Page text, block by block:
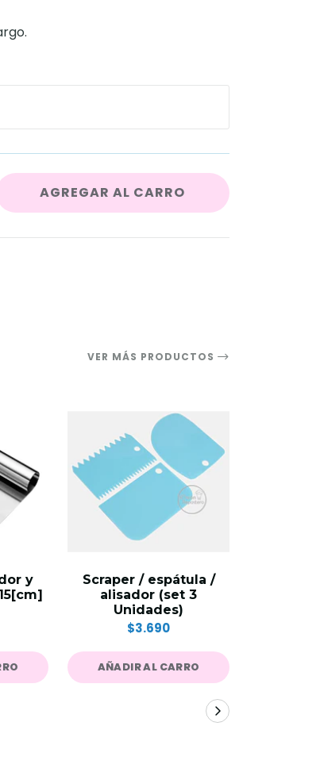
AGREGAR AL CARRO
VER MÁS PRODUCTOS
y
Scraper / espátula /
alisador (set 3
Unidades)
$3.690
AÑADIR AL CARRO